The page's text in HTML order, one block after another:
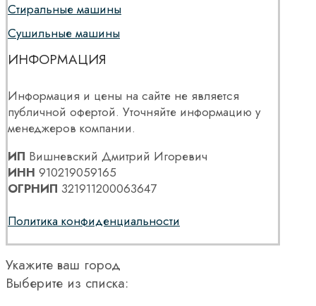
Стиральные машины
Сушильные машины
ИНФОРМАЦИЯ
Информация и цены на сайте не является
публичной офертой. Уточняйте информацию у
менеджеров компании.
ИП Вишневский Дмитрий Игоревич
ИНН 910219059165
ОГРНИП 321911200063647
Политика конфиденциальности
Укажите ваш город
Выберите из списка: